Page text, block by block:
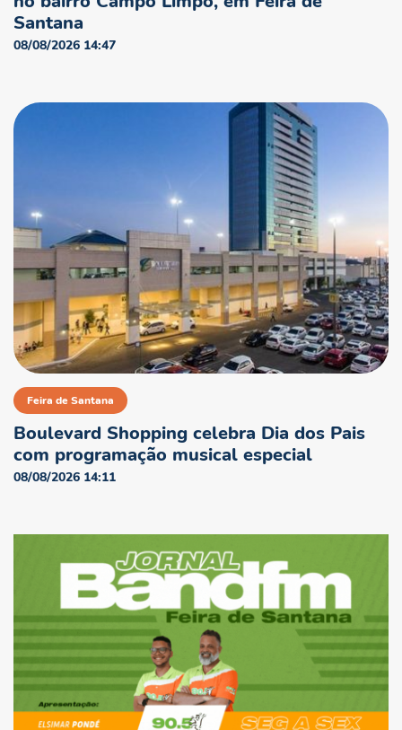
Santana
08/08/2026 14:47
Feira de Santana
Boulevard Shopping celebra Dia dos Pais
com programação musical especial
08/08/2026 14:11